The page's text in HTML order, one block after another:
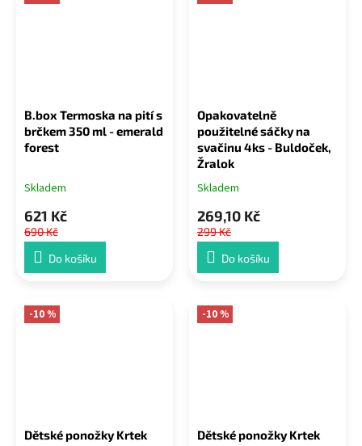
B.box Termoska na pití s
brčkem 350 ml - emerald
forest
Skladem
621 Kč
690 Kč
Do košíku
Opakovatelně
použitelné sáčky na
svačinu 4ks - Buldoček,
Žralok
Skladem
269,10 Kč
299 Kč
Do košíku
-10 %
Dětské ponožky Krtek
-10 %
Dětské ponožky Krtek